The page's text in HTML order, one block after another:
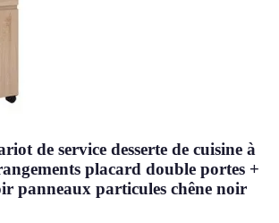
de service desserte de cuisine à
placard double portes +
panneaux particules chêne noir